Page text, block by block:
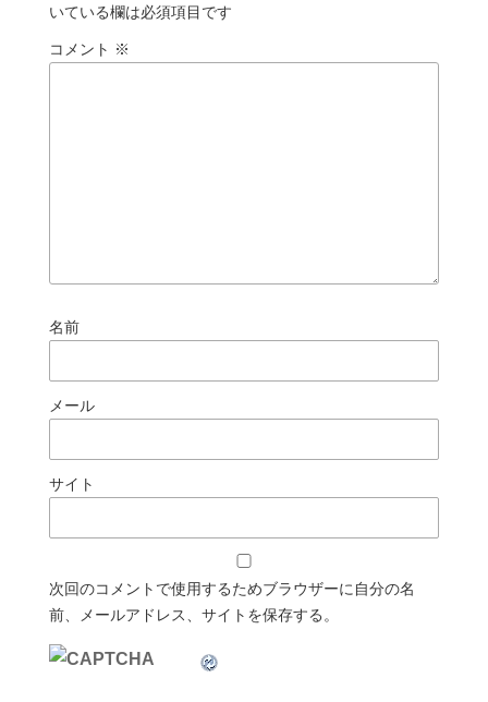
いている欄は必須項目です
コメント ※
名前
メール
サイト
次回のコメントで使用するためブラウザーに自分の名
前、メールアドレス、サイトを保存する。